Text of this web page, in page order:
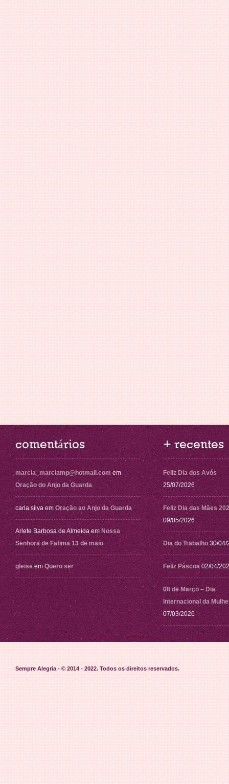
comentários
marcia_marciamp@hotmail.com em
Oração do Anjo da Guarda
carla silva em Oração ao Anjo da Guarda
Arlete Barbosa de Almeida em Nossa
Senhora de Fatima 13 de maio
gleise em Quero ser
+ recentes
Feliz Dia dos Avós
25/07/2026
Feliz Dia das Mães
09/05/2026
Dia do Trabalho 30/04/
Feliz Páscoa 02/04/
08 de Março – Dia
Internacional da
07/03/2026
Sempre Alegria - © 2014 - 2022. Todos os direitos reservados.